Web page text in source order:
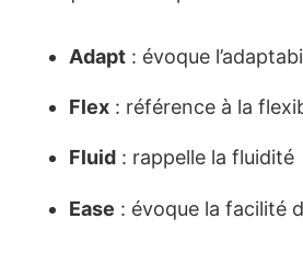
Adapt : évoque
Flex : référence à la
Fluid : rappelle la fluidité
Ease : évoque la facilité